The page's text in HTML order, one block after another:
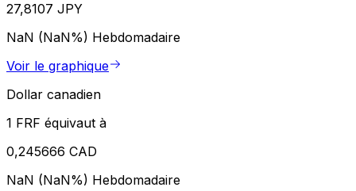
27,8107 JPY
NaN (NaN%) Hebdomadaire
Voir le graphique
Dollar canadien
1 FRF équivaut à
0,245666 CAD
NaN (NaN%) Hebdomadaire